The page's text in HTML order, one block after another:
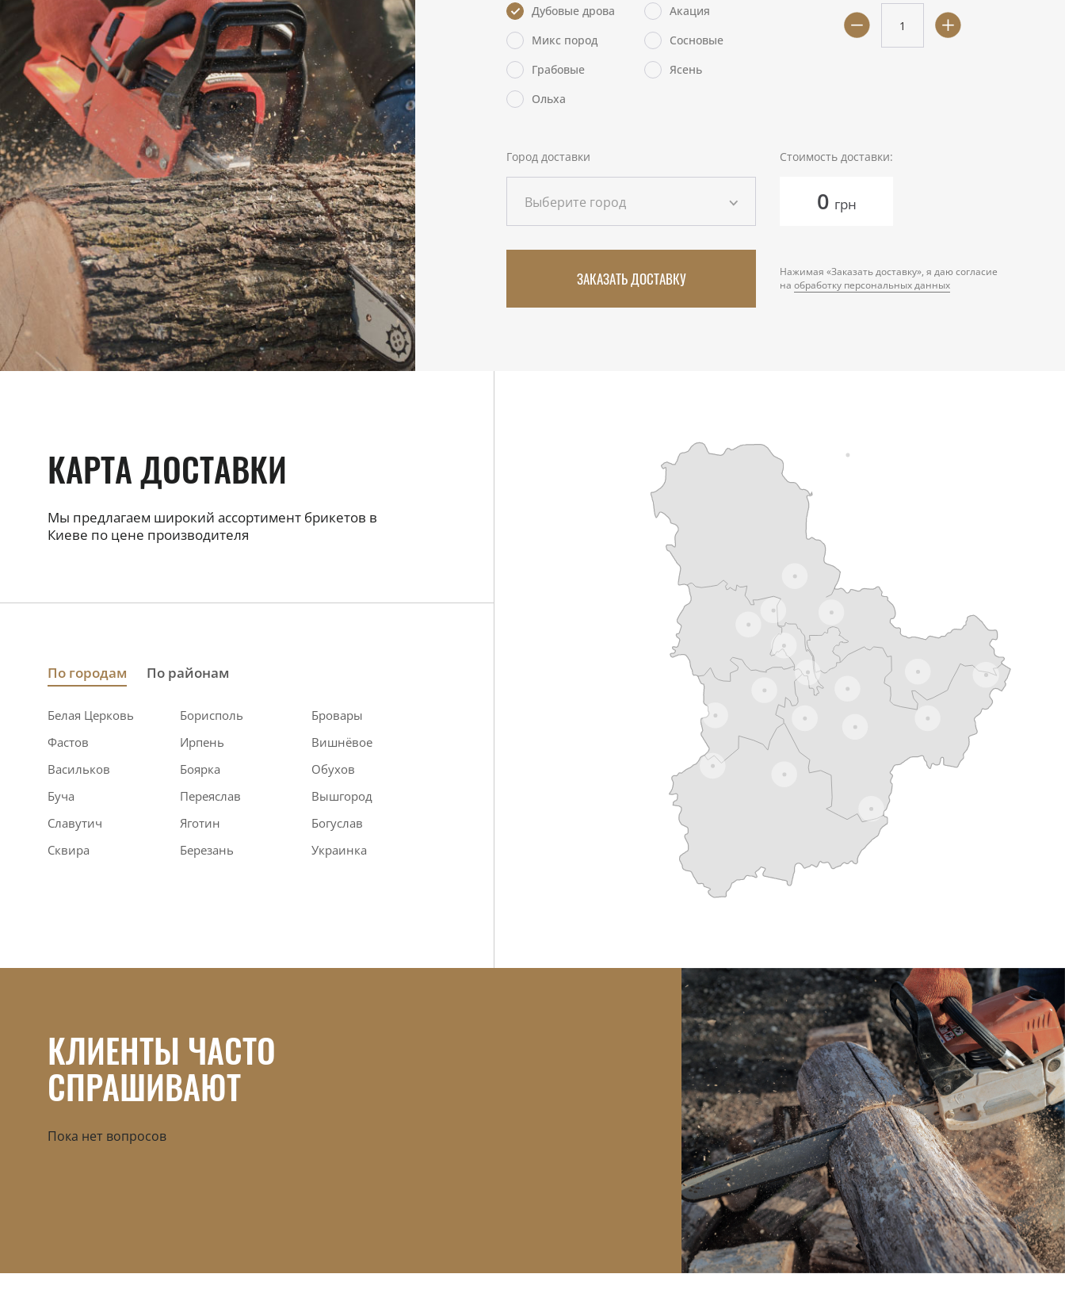
Дубовые дрова
Акация
Микс пород
Сосновые
Грабовые
Ясень
Ольха
Город доставки
Выберите город
Стоимость доставки:
0 грн
ЗАКАЗАТЬ ДОСТАВКУ
Нажимая «Заказать доставку», я даю согласие
на обработку персональных данных
КАРТА ДОСТАВКИ
Мы предлагаем широкий ассортимент брикетов в
Киеве по цене производителя
По городам По районам
Белая Церковь Борисполь
Бровары
Фастов
Ирпень
Вишнёвое
Васильков
Боярка
Обухов
Буча
Переяслав
Вышгород
Славутич
Яготин
Богуслав
Сквира
Березань Украинка
КЛИЕНТЫ ЧАСТО
СПРАШИВАЮТ
Пока нет вопросов